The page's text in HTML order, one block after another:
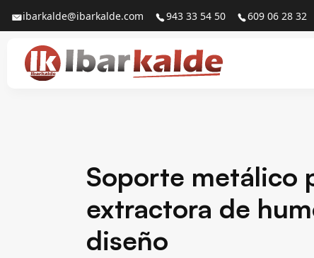
ibarkalde@ibarkalde.com 943 33 54 50 609 06 28 32
Soporte metálico
extractora de
diseño